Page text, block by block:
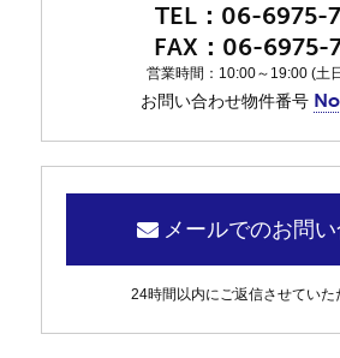
06-6975-
06-6975-
営業時間：10:00～19:00 (土
お問い合わせ物件番号
メールでのお問
24時間以内にご返信させていた